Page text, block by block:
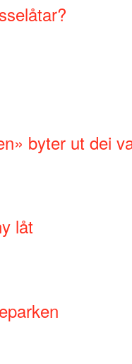
byter ut dei
låt